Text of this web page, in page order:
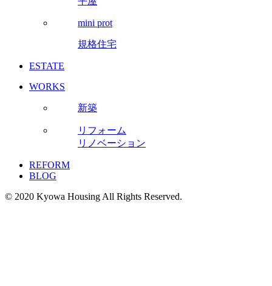
mini prot
規格住宅
ESTATE
WORKS
新築
リフォーム
リノベーション
REFORM
BLOG
© 2020 Kyowa Housing All Rights Reserved.